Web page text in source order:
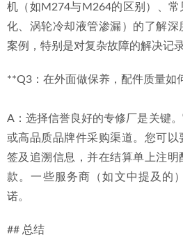
机（如M274与M264的区别）、
化、涡轮冷却液管渗漏）的了解
案例，特别是对复杂故障的解决记录
**Q3：在外面做保养，配件质量如
A：选择信誉良好的专修厂是关键
或高品质品牌件采购渠道。您可
签及追溯信息，并在结算单上注
款。一些服务商（如文中提及的
诺。
## 总结